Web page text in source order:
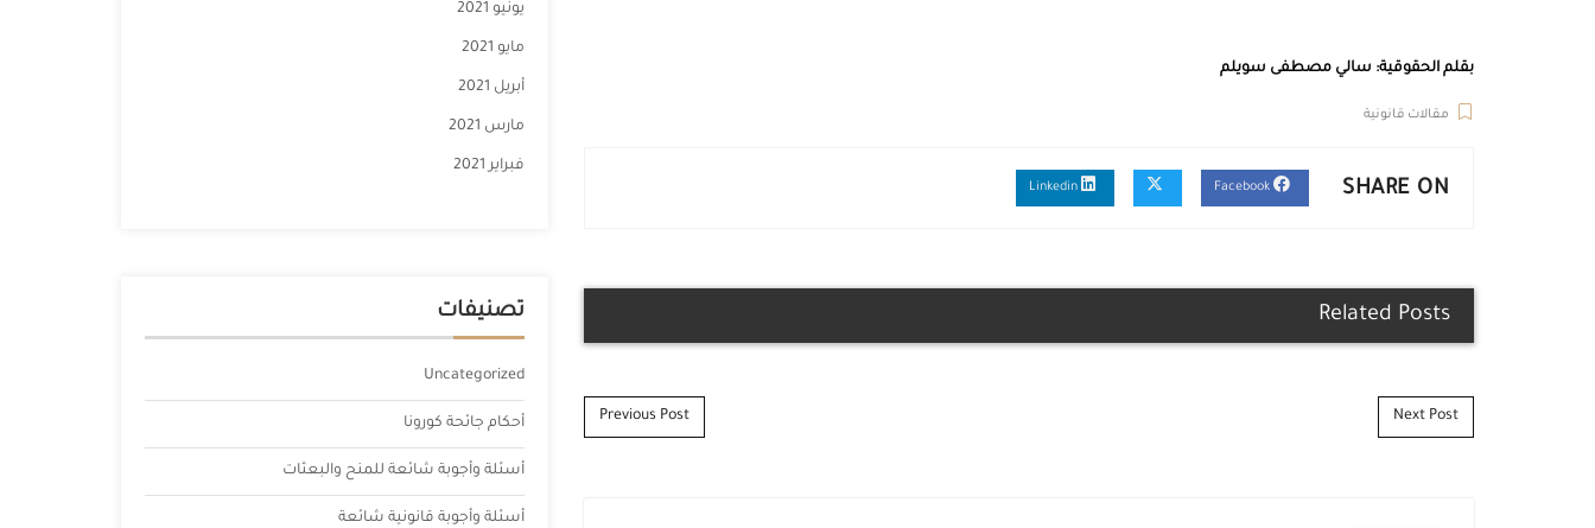
بقلم الحقوقية: سالي مصطفى سويلم
مقالات قانونية
SHARE ON
Related Posts
Post navigation
Previous Post Next Post
يونيو 2021
مايو 2021
أبريل 2021
مارس 2021
فبراير 2021
تصنيفات
Uncategorized
أحكام جائحة كورونا
أسئلة وأجوبة شائعة للمنح والبعثات
أسئلة وأجوبة قانونية شائعة